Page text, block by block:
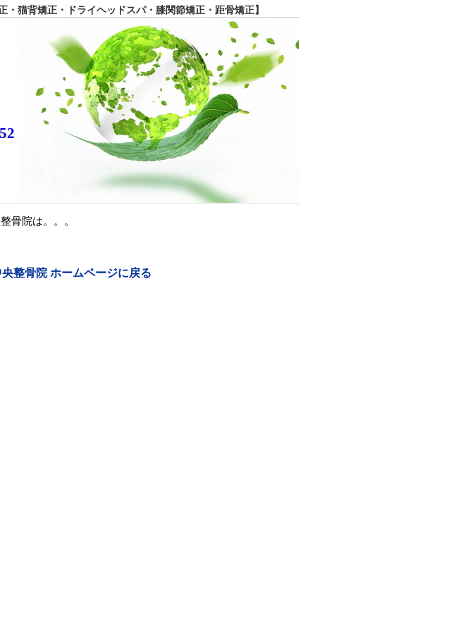
猫背矯正・ドライヘッドスパ・膝関節矯正・距骨矯正】
骨院は。。。
整骨院 ホームページに戻る